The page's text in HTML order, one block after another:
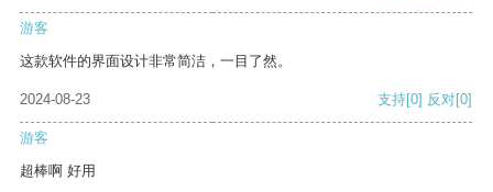
游客
这款软件的界面设计非常简洁，一目了然。
2024-08-23 支持[0] 反对[0]
游客
超棒啊 好用